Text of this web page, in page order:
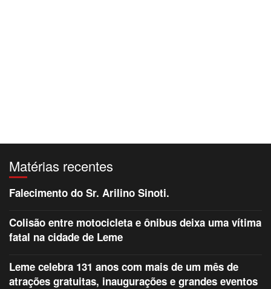
Matérias recentes
Falecimento do Sr. Arilino Sinoti.
Colisão entre motocicleta e ônibus deixa uma vítima
fatal na cidade de Leme
Leme celebra 131 anos com mais de um mês de
atrações gratuitas, inaugurações e grandes eventos